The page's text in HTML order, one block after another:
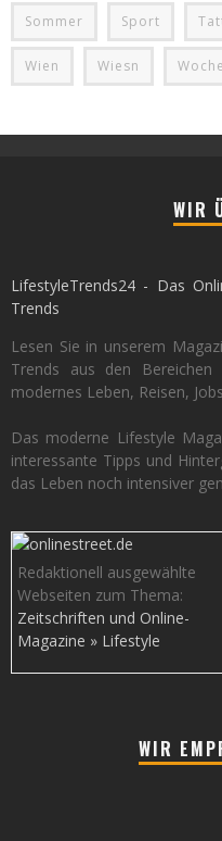
Sommer Sport
Wien Wiesn
WIR
LifestyleTrends24 - Das
Trends
Lesen Sie in unserem
Trends aus den Bereichen
modernes Leben, Reisen,
Das moderne Lifestyle
interessante Tipps und
das Leben noch intensiver
Redaktionell ausgewählte
Webseiten zum Thema:
Zeitschriften und Online-
Magazine » Lifestyle
WIR